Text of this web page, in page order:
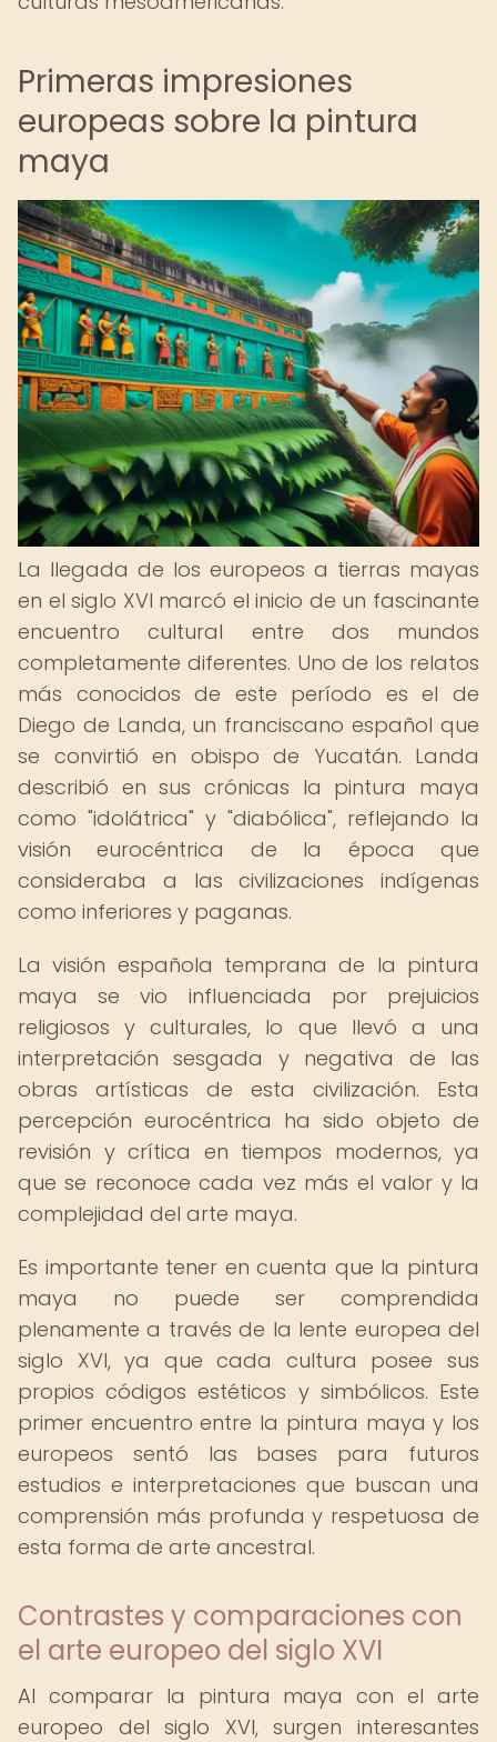
Primeras impresiones
europeas sobre la pintura
maya
La llegada de los europeos a tierras mayas
en el siglo XVI marcó el inicio de un fascinante
encuentro cultural entre dos mundos
completamente diferentes. Uno de los relatos
más conocidos de este período es el de
Diego de Landa, un franciscano español que
se convirtió en obispo de Yucatán. Landa
describió en sus crónicas la pintura maya
como "idolátrica" y "diabólica", reflejando la
visión eurocéntrica de la época que
consideraba a las civilizaciones indígenas
como inferiores y paganas.
La visión española temprana de la pintura
maya se vio influenciada por prejuicios
religiosos y culturales, lo que llevó a una
interpretación sesgada y negativa de las
obras artísticas de esta civilización. Esta
percepción eurocéntrica ha sido objeto de
revisión y crítica en tiempos modernos, ya
que se reconoce cada vez más el valor y la
complejidad del arte maya.
Es importante tener en cuenta que la pintura
maya no puede ser comprendida
plenamente a través de la lente europea del
siglo XVI, ya que cada cultura posee sus
propios códigos estéticos y simbólicos. Este
primer encuentro entre la pintura maya y los
europeos sentó las bases para futuros
estudios e interpretaciones que buscan una
comprensión más profunda y respetuosa de
esta forma de arte ancestral.
Contrastes y comparaciones con
el arte europeo del siglo XVI
Al comparar la pintura maya con el arte
europeo del siglo XVI, surgen interesantes